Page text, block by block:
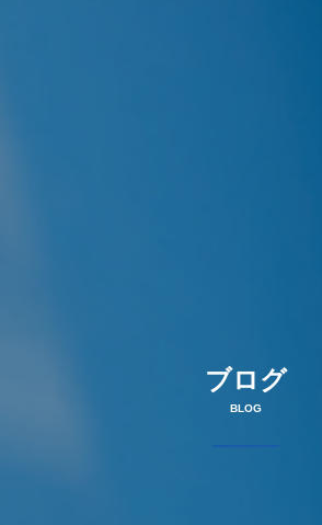
ブログ
BLOG